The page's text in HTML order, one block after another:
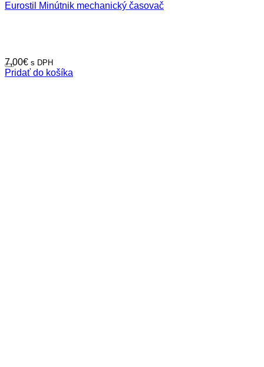
Eurostil Minútnik mechanický časovač
7,00€ s DPH
Pridať do košíka